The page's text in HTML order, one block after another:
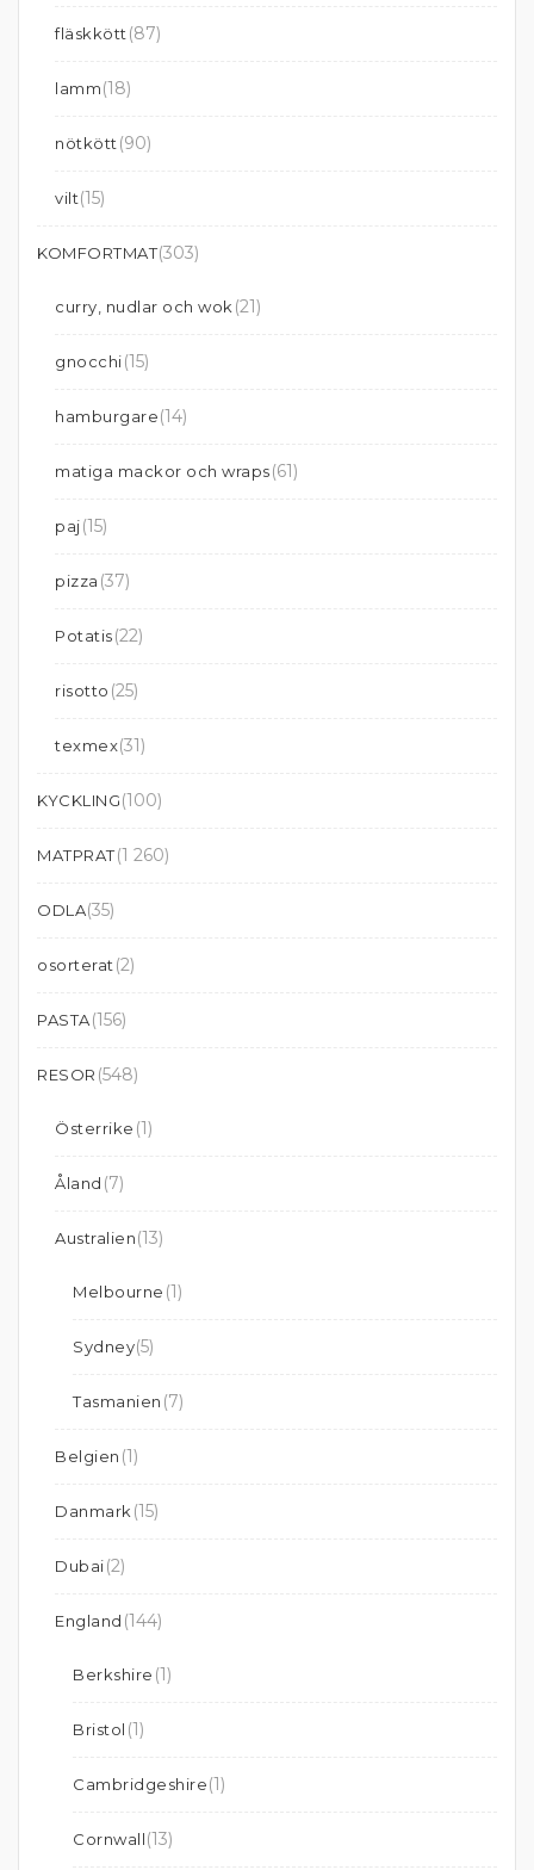
fläskkött (87)
lamm(18)
nötkött (90)
vilt(15)
KOMFORTMAT(303)
curry, nudlar och wok (21)
gnocchi(15)
hamburgare(14)
matiga mackor och wraps(61)
paj(15)
pizza (37)
Potatis(22)
risotto (25)
texmex(31)
KYCKLING(100)
MATPRAT(1 260)
ODLA(35)
osorterat (2)
PASTA(156)
RESOR (548)
Österrike (1)
Åland (7)
Australien(13)
Melbourne (1)
Sydney(5)
Tasmanien (7)
Belgien (1)
Danmark (15)
Dubai(2)
England (144)
Berkshire (1)
Bristol (1)
Cambridgeshire(1)
Cornwall(13)